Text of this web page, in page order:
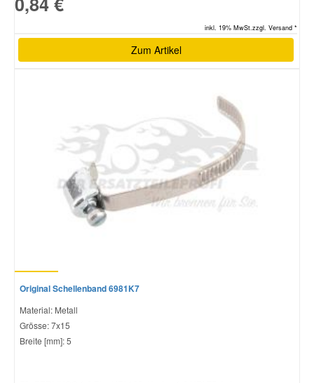
inkl. 19% MwSt.zzgl. Versand *
Zum Artikel
Original Schellenband 6981K7
Material: Metall
Grösse: 7x15
Breite [mm]: 5